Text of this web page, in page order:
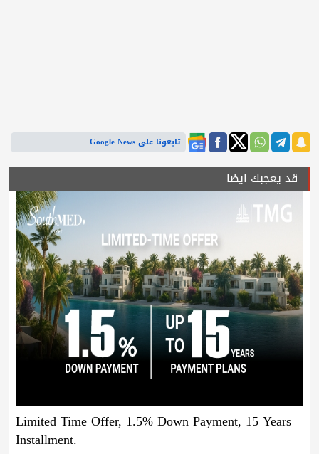
تابعونا على Google News
قد يعجبك ايضا
Limited Time Offer, 1.5% Down Payment, 15 Years
Installment.